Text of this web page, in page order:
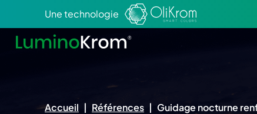
Une technologie
Accueil | Références | Guidage nocturne